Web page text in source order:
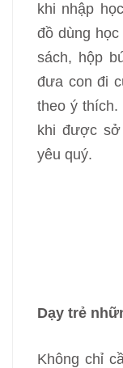
khi nhập
đồ dùng
sách, hộp
đưa con đi
theo ý
khi được
yêu quý.
Dạy trẻ
Không chỉ